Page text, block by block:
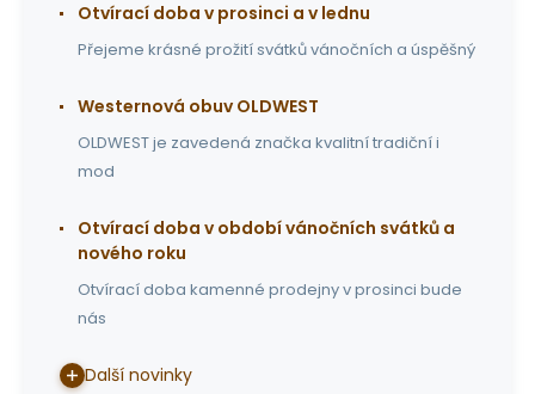
Otvírací doba v prosinci a v lednu
Přejeme krásné prožití svátků vánočních a úspěšný
Westernová obuv OLDWEST
OLDWEST je zavedená značka kvalitní tradiční i
mod
Otvírací doba v období vánočních svátků a
nového roku
Otvírací doba kamenné prodejny v prosinci bude
nás
Další novinky